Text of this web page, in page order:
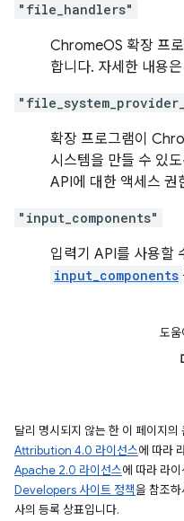
"file_handlers"
ChromeOS 확장 프
합니다. 자세한 내용은
확장 프로그램이
시스템을 만들 수 있
API에 대한 액세스 권
"input_components"
입력기 API를 사용할
input_components
도움
달리 명시되지 않는 한 이 페이지의
Attribution 4.0 라이선스에 따라
Apache 2.0 라이선스에 따라 라
Developers 사이트 정책을 참조
사의 등록 상표입니다.